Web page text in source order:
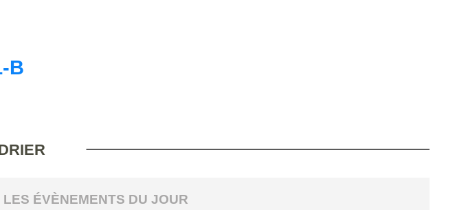
B
LES ÉVÈNEMENTS DU JOUR